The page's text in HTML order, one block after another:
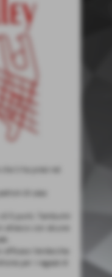
li ha presi nel
di casa
5 punti, Tamburini
Verdecchia
per i ragazzi di